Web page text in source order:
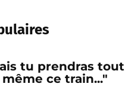
tu prendras tout
ce train..."